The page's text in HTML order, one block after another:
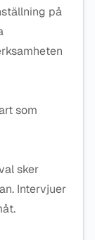
på
som
sker
Intervjuer